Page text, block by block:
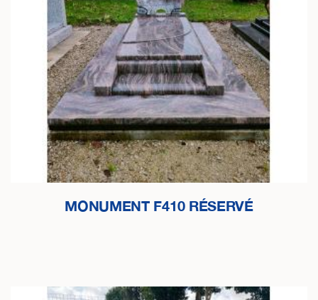
MONUMENT F410 RÉSERVÉ